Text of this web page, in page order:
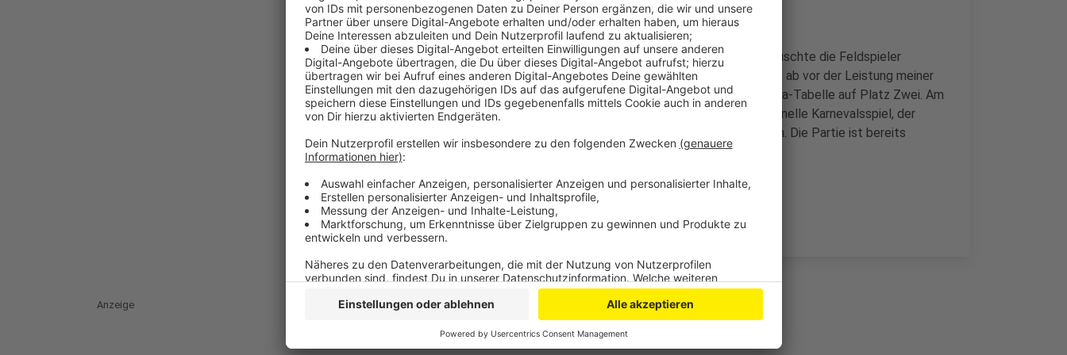
Headcoach Iisalo verteilte die Spielzeit auf allen Schultern, er tauschte die Feldspieler
regelmäßig aus. Nach der Partie lobte er sein Team, er sagte "Hut ab vor der Leistung meiner
Mannschaft". Durch den Sieg bleiben die Baskets in der Bundesliga-Tabelle auf Platz Zwei. Am
Mittwoch steht dann wieder ein Heimspiel an, es wird das traditionelle Karnevalsspiel, der
Mitteldeutsche Basketballclub aus Weißenfels kommt nach Bonn. Die Partie ist bereits
ausverkauft.
Anzeige
Anzeige